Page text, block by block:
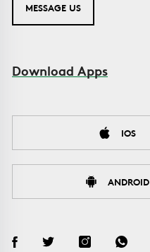
MESSAGE US
Download Apps
IOS
ANDROID